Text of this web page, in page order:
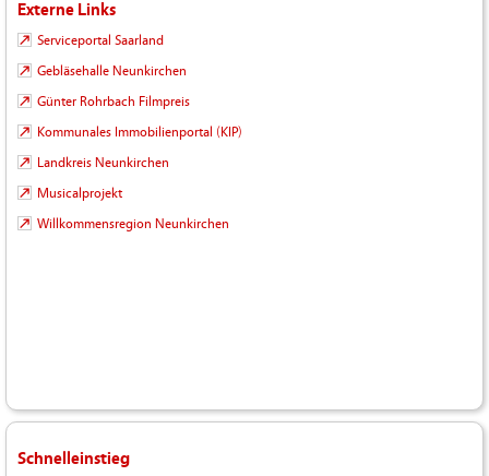
Externe Links
Serviceportal Saarland
Gebläsehalle Neunkirchen
Günter Rohrbach Filmpreis
Kommunales Immobilienportal (KIP)
Landkreis Neunkirchen
Musicalprojekt
Willkommensregion Neunkirchen
Schnelleinstieg